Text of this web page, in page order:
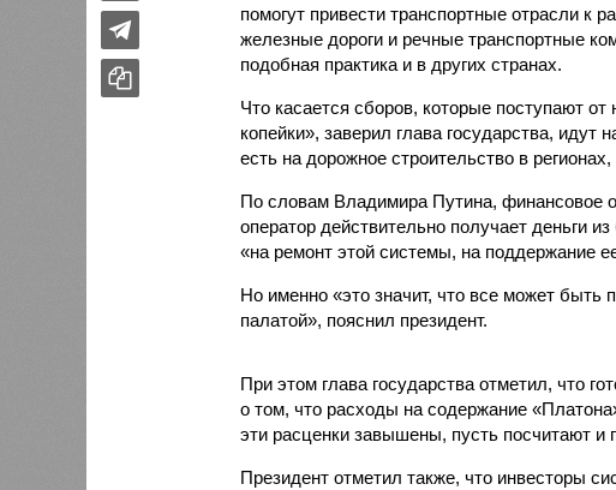
помогут привести транспортные отрасли к
железные дороги и речные транспортные
подобная практика и в других странах.
Что касается сборов, которые поступают от
копейки», заверил глава государства,
есть на дорожное строительство в регионах,
По словам Владимира Путина, финансовое
оператор действительно получает деньги
«на ремонт этой системы, на поддержание
Но именно «это значит, что все может быть
палатой», пояснил президент.
При этом глава государства отметил, что
о том, что расходы на содержание
эти расценки завышены, пусть посчитают
Президент отметил также, что инвесторы